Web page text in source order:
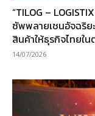
“TILOG –
ซัพพลายเชนอัจฉริย
สินค้าให้ธุรกิจไทยใ
14/07/2026